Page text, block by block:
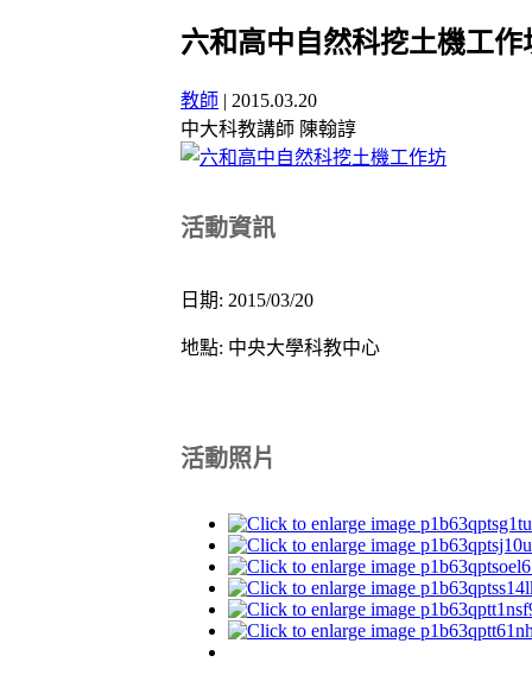
六和高中自然科挖土機工作
教師 | 2015.03.20
中大科教講師 陳翰諄
活動資訊
日期: 2015/03/20
地點: 中央大學科教中心
活動照片